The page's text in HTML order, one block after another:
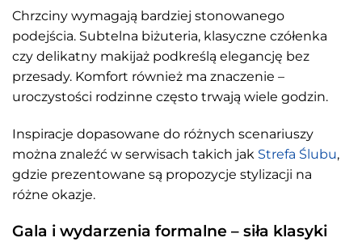
Chrzciny wymagają bardziej stonowanego
podejścia. Subtelna biżuteria, klasyczne czółenka
czy delikatny makijaż podkreślą elegancję bez
przesady. Komfort również ma znaczenie –
uroczystości rodzinne często trwają wiele godzin.
Inspiracje dopasowane do różnych scenariuszy
można znaleźć w serwisach takich jak Strefa Ślubu,
gdzie prezentowane są propozycje stylizacji na
różne okazje.
Gala i wydarzenia formalne – siła klasyki